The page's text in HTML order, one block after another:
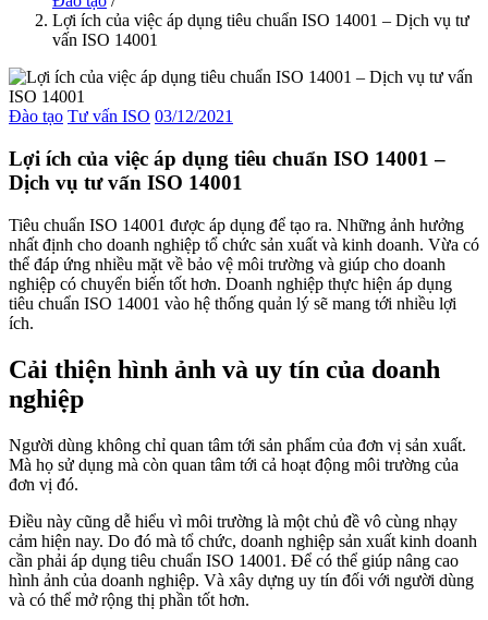
Lợi ích của việc áp dụng tiêu chuẩn ISO 14001 – Dịch vụ tư
vấn ISO 14001
Đào tạo Tư vấn ISO 03/12/2021
Lợi ích của việc áp dụng tiêu chuẩn ISO 14001 –
Dịch vụ tư vấn ISO 14001
Tiêu chuẩn ISO 14001 được áp dụng để tạo ra. Những ảnh hưởng
nhất định cho doanh nghiệp tổ chức sản xuất và kinh doanh. Vừa có
thể đáp ứng nhiều mặt về bảo vệ môi trường và giúp cho doanh
nghiệp có chuyển biến tốt hơn. Doanh nghiệp thực hiện áp dụng
tiêu chuẩn ISO 14001 vào hệ thống quản lý sẽ mang tới nhiều lợi
ích.
Cải thiện hình ảnh và uy tín của doanh
nghiệp
Người dùng không chỉ quan tâm tới sản phẩm của đơn vị sản xuất.
Mà họ sử dụng mà còn quan tâm tới cả hoạt động môi trường của
đơn vị đó.
Điều này cũng dễ hiểu vì môi trường là một chủ đề vô cùng nhạy
cảm hiện nay. Do đó mà tổ chức, doanh nghiệp sản xuất kinh doanh
cần phải áp dụng tiêu chuẩn ISO 14001. Để có thể giúp nâng cao
hình ảnh của doanh nghiệp. Và xây dựng uy tín đối với người dùng
và có thể mở rộng thị phần tốt hơn.